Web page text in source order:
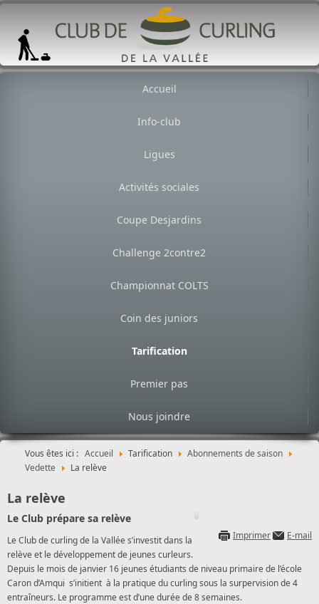
Accueil
Info-club
Ligues
Activités sociales
Coupe Desjardins
Challenge 2contre2
Championnat COLTS
Coin des juniors
Tarification
Premier pas
Nous joindre
Vous êtes ici : Accueil Tarification
Abonnements de saison
Vedette
La relève
La relève
Imprimer E-mail
Le Club prépare sa relève
Le Club de curling de la Vallée s’investit dans la
relève et le développement de jeunes curleurs.
Depuis le mois de janvier 16 jeunes étudiants de niveau primaire de l’école
Caron d’Amqui s’initient à la pratique du curling sous la surpervision de 4
entraîneurs. Le programme est d’une durée de 8 semaines.